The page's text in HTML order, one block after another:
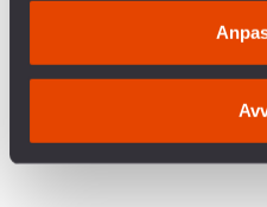
KRÖNIKA: ÖB HAR
VINNA FREDEN
P3 DOKUMENTÄR OM